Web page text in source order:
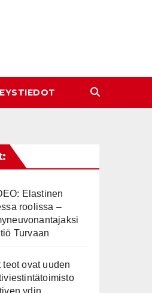
Elastinen
roolissa –
Turvaan
teot ovat uuden
ydin